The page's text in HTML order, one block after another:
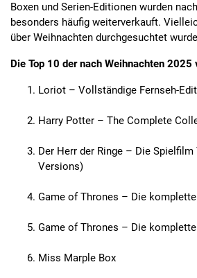
Boxen und Serien-Editionen wurden
besonders häufig weiterverkauft.
über Weihnachten durchgesuchtet
Die Top 10 der nach Weihnachten
Loriot – Vollständige Fernseh-
Harry Potter – The Complete
Der Herr der Ringe – Die
Versions)
Game of Thrones – Die
Game of Thrones – Die
Miss Marple Box